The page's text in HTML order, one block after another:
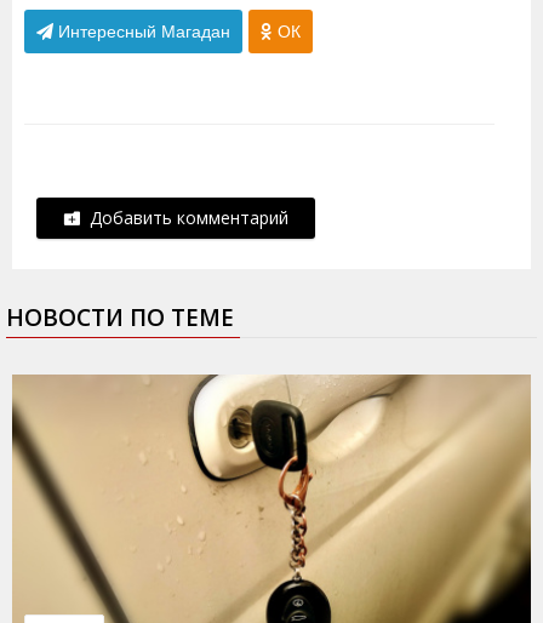
Интересный Магадан ОК
Добавить комментарий
НОВОСТИ ПО ТЕМЕ